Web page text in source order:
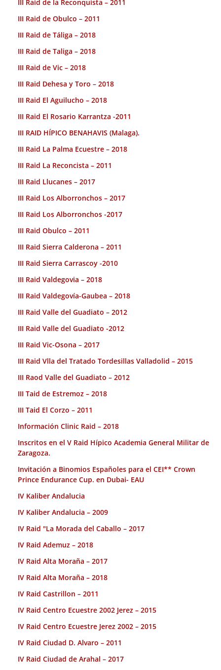
III Raid de la Reconquista – 2011
III Raid de Obulco – 2011
III Raid de Táliga – 2018
III Raid de Taliga – 2018
III Raid de Vic – 2018
III Raid Dehesa y Toro – 2018
III Raid El Aguilucho – 2018
III Raid El Rosario Karrantza -2011
III RAID HÍPICO BENAHAVIS (Malaga).
III Raid La Palma Ecuestre – 2018
III Raid La Reconcista – 2011
III Raid Llucanes – 2017
III Raid Los Alborronchos – 2017
III Raid Los Alborronchos -2017
III Raid Obulco – 2011
III Raid Sierra Calderona – 2011
III Raid Sierra Carrascoy -2010
III Raid Valdegovia – 2018
III Raid Valdegovía-Gaubea – 2018
III Raid Valle del Guadiato – 2012
III Raid Valle del Guadiato -2012
III Raid Vic-Osona – 2017
III Raid Vlla del Tratado Tordesillas Valladolid – 2015
III Raod Valle del Guadiato – 2012
III Taid de Estremoz – 2018
III Taid El Corzo – 2011
Información Clinic Raid – 2018
Inscritos en el V Raid Hípico Academia General Militar de
Zaragoza.
Invitación a Binomios Españoles para el CEI** Crown
Prince Endurance Cup. en Dubai- EAU
IV Kaliber Andalucia
IV Kaliber Andalucia – 2009
IV Raid "La Morada del Caballo – 2017
IV Raid Ademuz – 2018
IV Raid Alta Moraña – 2017
IV Raid Alta Moraña – 2018
IV Raid Castrillon – 2011
IV Raid Centro Ecuestre 2002 Jerez – 2015
IV Raid Centro Ecuestre Jerez 2002 – 2015
IV Raid Ciudad D. Alvaro – 2011
IV Raid Ciudad de Arahal – 2017